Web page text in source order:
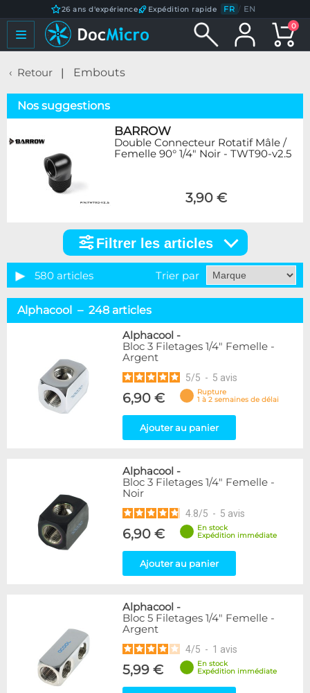
26 ans d'expérience Expédition rapide FR / EN
0
Retour Embouts
Nos suggestions
BARROW
Double Connecteur Rotatif Mâle /
Femelle 90° 1/4" Noir - TWT90-v2.5
3,90 €
articles
Catégorie
Embouts tuyaux souples
Embouts tubes rigides
110
18
Adaptateurs
338
Marque
Alphacool
52
55
10
142
KooLance
Monsoon
9
Nanoxia
PrimoChill
9
31
216
2
Or
1
Rouge
Vert
5
Filtrer les articles
580 articles Trier par
Alphacool – 248 articles
Alphacool -
Bloc 3 Filetages 1/4" Femelle -
Argent
5/5 - 5 avis
6,90 €
Rupture
1 à 2 semaines de délai
Ajouter au panier
Alphacool -
Bloc 3 Filetages 1/4" Femelle -
Noir
4.8/5 - 5 avis
6,90 €
En stock
Expédition immédiate
Ajouter au panier
Alphacool -
Bloc 5 Filetages 1/4" Femelle -
Argent
4/5 - 1 avis
5,99 €
En stock
Expédition immédiate